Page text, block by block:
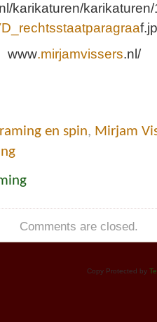
karikaturen/
www.mirjamvissers.nl/
en spin, Mirjam
Comments are closed.
Copy Protected by